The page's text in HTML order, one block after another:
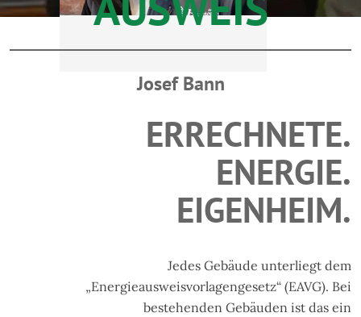
Josef Bann
ERRECHNETE.
ENERGIE.
EIGENHEIM.
Jedes Gebäude unterliegt dem
„Energieausweisvorlagengesetz“ (EAVG). Bei
bestehenden Gebäuden ist das ein